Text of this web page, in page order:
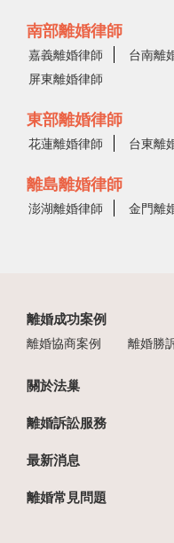
南部離婚律師
嘉義離婚律師 台南離
屏東離婚律師
東部離婚律師
花蓮離婚律師 台東離
離島離婚律師
澎湖離婚律師 金門離
離婚成功案例
離婚協商案例 離婚勝
關於法巢
離婚訴訟服務
最新消息
離婚常見問題